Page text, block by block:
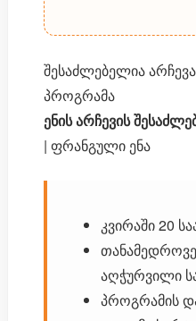
შესაძლებელია
პროგრამა
ენის არჩევის
| ფრანგული ენა
კვირაში 20
აღჭურვილი
პროგრამის